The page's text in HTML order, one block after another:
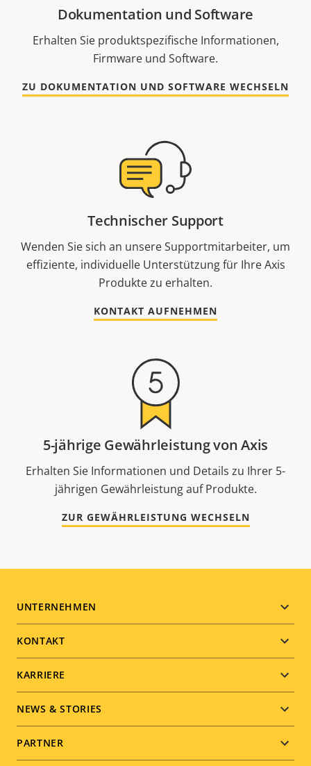
Dokumentation und Software
Erhalten Sie produktspezifische Informationen,
Firmware und Software.
ZU DOKUMENTATION UND SOFTWARE WECHSELN
Technischer Support
Wenden Sie sich an unsere Supportmitarbeiter, um
effiziente, individuelle Unterstützung für Ihre Axis
Produkte zu erhalten.
KONTAKT AUFNEHMEN
5-jährige Gewährleistung von Axis
Erhalten Sie Informationen und Details zu Ihrer 5-
jährigen Gewährleistung auf Produkte.
ZUR GEWÄHRLEISTUNG WECHSELN
Footer
menu
UNTERNEHMEN
KONTAKT
KARRIERE
NEWS & STORIES
PARTNER